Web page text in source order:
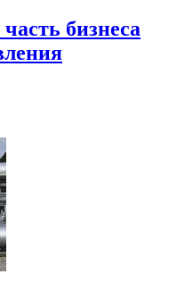
бизнеса